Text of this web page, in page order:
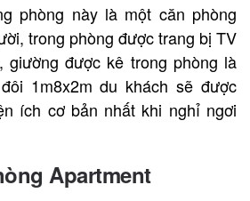
phòng này là một căn phòng
trong phòng được trang bị TV
giường được kê trong phòng là
1m8x2m du khách sẽ được
ích cơ bản nhất khi nghỉ ngơi
Apartment